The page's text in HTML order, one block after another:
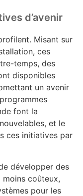
d’avenir
Misant sur
ces
temps, des
disponibles
un avenir
font la
et le
ces initiatives par
développer des
coûteux,
pour les